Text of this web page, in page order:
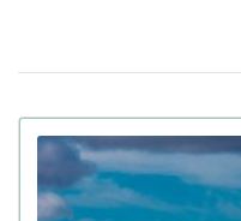
25-летней девушке
депрессии
23 марта 10:14 Мир на грани
коллапс на рынке